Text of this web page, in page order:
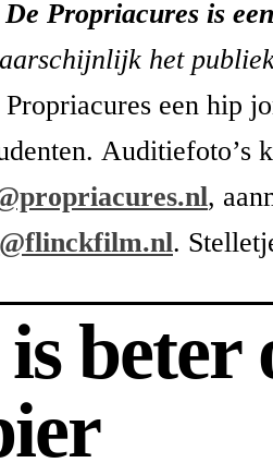
De Propriacures is
het
een hip
Auditiefoto’s
,
.
beter